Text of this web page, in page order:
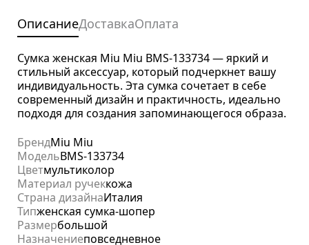
ОписаниеДоставкаОплата
Сумка женская Miu Miu BMS-133734 — яркий и
стильный аксессуар, который подчеркнет вашу
индивидуальность. Эта сумка сочетает в себе
современный дизайн и практичность, идеально
подходя для создания запоминающегося образа.
БрендMiu Miu
МодельBMS-133734
Цветмультиколор
Материал ручеккожа
Страна дизайнаИталия
Типженская сумка-шопер
Размербольшой
Назначениеповседневное